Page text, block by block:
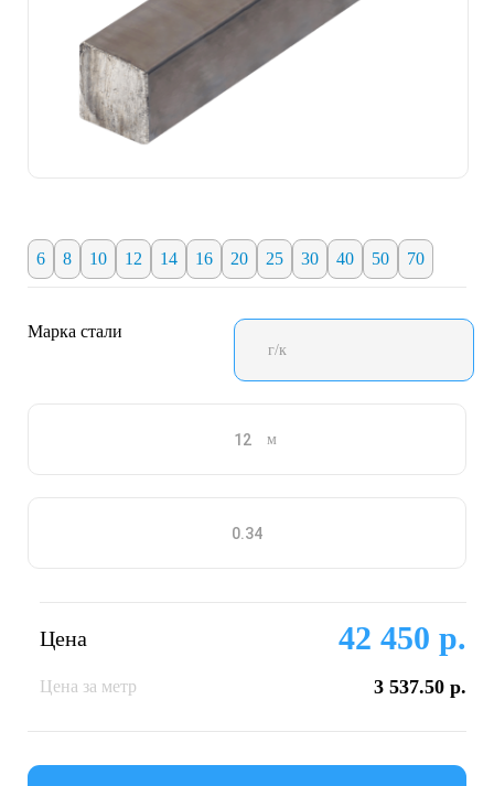
6 8 10 12 14 16 20 25 30 40 50 70
Марка стали
г/к
м
Цена 42 450 р.
Цена за метр 3 537.50 р.